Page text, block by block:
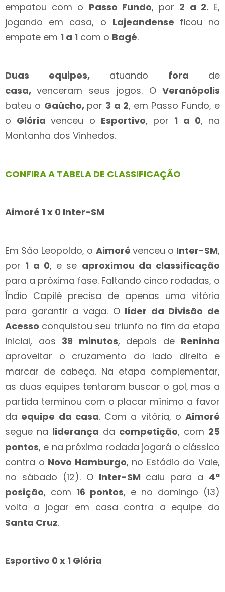
empatou com o Passo Fundo, por 2 a 2. E,
jogando em casa, o Lajeandense ficou no
empate em 1 a 1 com o Bagé.
Duas equipes, atuando fora de
casa,venceram seus jogos. OVeranópolis
bateu o Gaúcho, por 3 a 2, em Passo Fundo, e
o Glóriavenceu o Esportivo, por 1 a 0, na
Montanha dos Vinhedos.
CONFIRA A TABELA DE CLASSIFICAÇÃO
Aimoré 1 x 0 Inter-SM
Em São Leopoldo, o Aimoré venceu o Inter-SM,
por 1 a 0, e se aproximou da classificação
para a próxima fase. Faltando cinco rodadas, o
Índio Capilé precisa de apenas uma vitória
para garantir a vaga. O líder da Divisão de
Acesso conquistou seu triunfo no fim da etapa
inicial, aos 39 minutos, depois de Reninha
aproveitar o cruzamento do lado direito e
marcar de cabeça. Na etapa complementar,
as duas equipes tentaram buscar o gol, mas a
partida terminou com o placar mínimo a favor
da equipe da casa. Com a vitória, o Aimoré
segue na liderança da competição, com 25
pontos, e na próxima rodada jogará o clássico
contra o Novo Hamburgo, no Estádio do Vale,
no sábado (12). O Inter-SM caiu para a 4ª
posição, com 16 pontos, e no domingo (13)
volta a jogar em casa contra a equipe do
Santa Cruz.
Esportivo 0 x 1 Glória